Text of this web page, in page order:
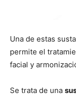
Una de estas
permite el
facial y
Se trata de una